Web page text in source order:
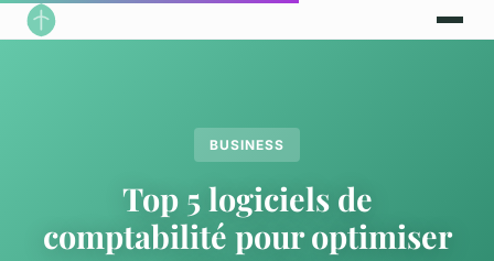
BUSINESS
Top 5 logiciels de
comptabilité pour optimiser